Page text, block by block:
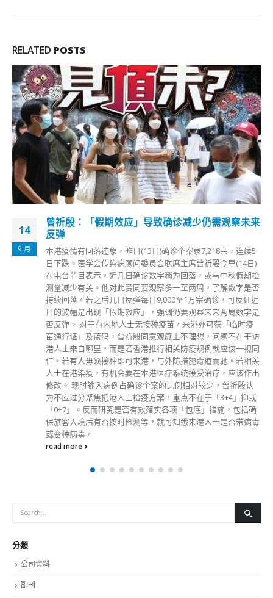
RELATED POSTS
14
9 月
曾祈殷：「假期效应」导致确诊减少仍需观察未来
反弹
本港疫情有回落迹象，昨日(13日)确诊个案录7,218宗，连续5
日下跌。医学会传染病顾问委员会联席主席曾祈殷今早(14日)
在电台节目表示，近几日确诊数字稍为回落，或与中秋假期检
测量减少有关。他对此赞同要观察多一至两周，了解数字是否
持续回落。若之后几日反弹每日9,000至1万宗确诊，可反证近
日的波幅是出现「假期效应」，强调仍要观察未来两周数字是
否反弹。 对于有内地人士无接种疫苗，来港亦可获「临时疫
苗通行证」及蓝码，曾祈殷同意观感上不理想，问题不在于访
港人士来自哪里，而是若香港推行相关防疫规例就应该一视同
仁。若有人毋须接种即可来港，与外防措施背道而驰。若相关
人士在港染疫，有机会要在本港医疗系统接受治疗，应该作出
修改。 现时输入病例占确诊个案的比例相对较少，曾祈殷认
为不应过分聚焦抵港人士检疫方案，重点不在于「3+4」抑或
「0+7」。反而研究是否有效落实各项「包底」措施，包括确
保旅客入境后有否按时检测等，就可知悉来港人士是否带病毒
或变种病毒。
read more
分類
公司資料
副刊